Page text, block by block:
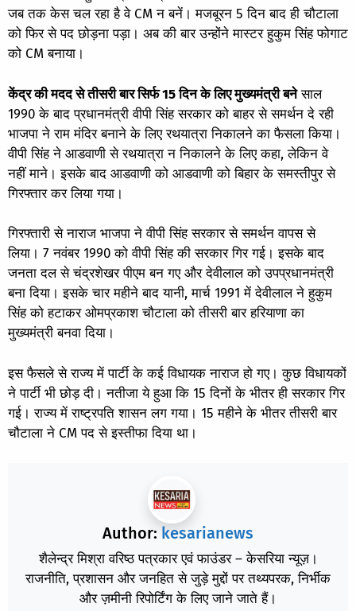
जब तक केस चल रहा है वे CM न बनें। मजबूरन 5 दिन बाद ही चौटाला
को फिर से पद छोड़ना पड़ा। अब की बार उन्होंने मास्टर हुकुम सिंह फोगाट
को CM बनाया।
केंद्र की मदद से तीसरी बार सिर्फ 15 दिन के लिए मुख्यमंत्री बनेसाल
1990 के बाद प्रधानमंत्री वीपी सिंह सरकार को बाहर से समर्थन दे रही
भाजपा ने राम मंदिर बनाने के लिए रथयात्रा निकालने का फैसला किया।
वीपी सिंह ने आडवाणी से रथयात्रा न निकालने के लिए कहा, लेकिन वे
नहीं माने। इसके बाद आडवाणी को आडवाणी को बिहार के समस्तीपुर से
गिरफ्तार कर लिया गया।
गिरफ्तारी से नाराज भाजपा ने वीपी सिंह सरकार से समर्थन वापस से
लिया। 7 नवंबर 1990 को वीपी सिंह की सरकार गिर गई। इसके बाद
जनता दल से चंद्रशेखर पीएम बन गए और देवीलाल को उपप्रधानमंत्री
बना दिया। इसके चार महीने बाद यानी, मार्च 1991 में देवीलाल ने हुकुम
सिंह को हटाकर ओमप्रकाश चौटाला को तीसरी बार हरियाणा का
मुख्यमंत्री बनवा दिया।
इस फैसले से राज्य में पार्टी के कई विधायक नाराज हो गए। कुछ विधायकों
ने पार्टी भी छोड़ दी। नतीजा ये हुआ कि 15 दिनों के भीतर ही सरकार गिर
गई। राज्य में राष्ट्रपति शासन लग गया। 15 महीने के भीतर तीसरी बार
चौटाला ने CM पद से इस्तीफा दिया था।
Author: kesarianews
शैलेन्द्र मिश्रा वरिष्ठ पत्रकार एवं फाउंडर – केसरिया न्यूज़।
राजनीति, प्रशासन और जनहित से जुड़े मुद्दों पर तथ्यपरक, निर्भीक
और ज़मीनी रिपोर्टिंग के लिए जाने जाते हैं।